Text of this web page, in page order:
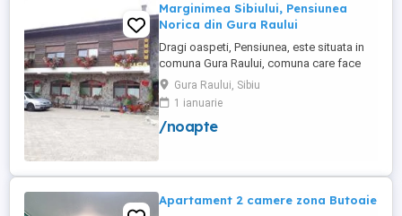
Marginimea Sibiului, Pensiunea
Norica din Gura Raului
Dragi oaspeti, Pensiunea, este situata in
comuna Gura Raului, comuna care face
parte din salba celor mai vechi, frumoase
si instarite asezari ce alcatuiesc
Marginimea Sibiului, la 18 km de Sibiu in
directia Sebes (Cristian, Orlat, Gura
Gura Raului, Sibiu
1 ianuarie
/noapte
Apartament 2 camere zona Butoaie